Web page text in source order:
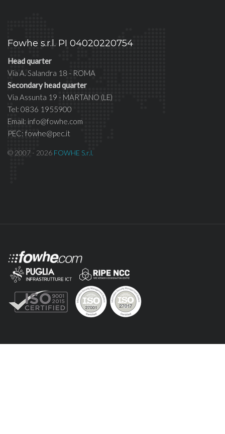
Fowhe s.r.l. PI 04020220754
Head quarter
Via A. Salandra 18 - ROMA
Secondary head quarter
Via Assunta 19 - MARTANO (LE)
Tel: 0836 1955900
Email: info@fowhe.com
PEC: fowhe@pec.it
© 2007 - 2026 FOWHE S.r.l.